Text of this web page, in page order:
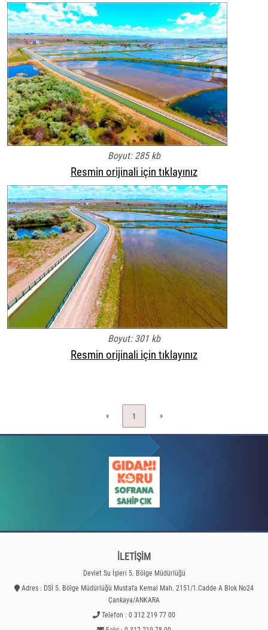
Boyut: 285 kb
Resmin orijinali için tıklayınız
Boyut: 301 kb
Resmin orijinali için tıklayınız
« 1 »
İLETİŞİM
Devlet Su İşleri 5. Bölge Müdürlüğü
Adres : DSİ 5. Bölge Müdürlüğü Mustafa Kemal Mah. 2151/1.Cadde A Blok No24
Çankaya/ANKARA
Telefon : 0 312 219 77 00